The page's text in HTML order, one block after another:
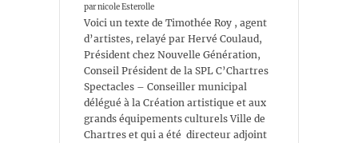
par nicole Esterolle
Voici un texte de Timothée Roy , agent
d’artistes, relayé par Hervé Coulaud,
Président chez Nouvelle Génération,
Conseil Président de la SPL C’Chartres
Spectacles – Conseiller municipal
délégué à la Création artistique et aux
grands équipements culturels Ville de
Chartres et qui a été directeur adjoint